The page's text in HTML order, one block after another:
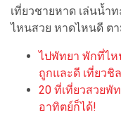
เที่ยวชายหาด เล่นน้ำ
ไหนสวย หาดไหนดี ตา
ไปพัทยา พักที่ไห
ถูกและดี เที่ยวชิ
20 ที่เที่ยวสวยพั
อาทิตย์ก็ได้!